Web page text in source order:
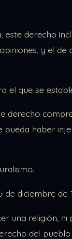
este derecho
y el de
el que se
derecho
haber
de diciembre de
una religión, ni
del